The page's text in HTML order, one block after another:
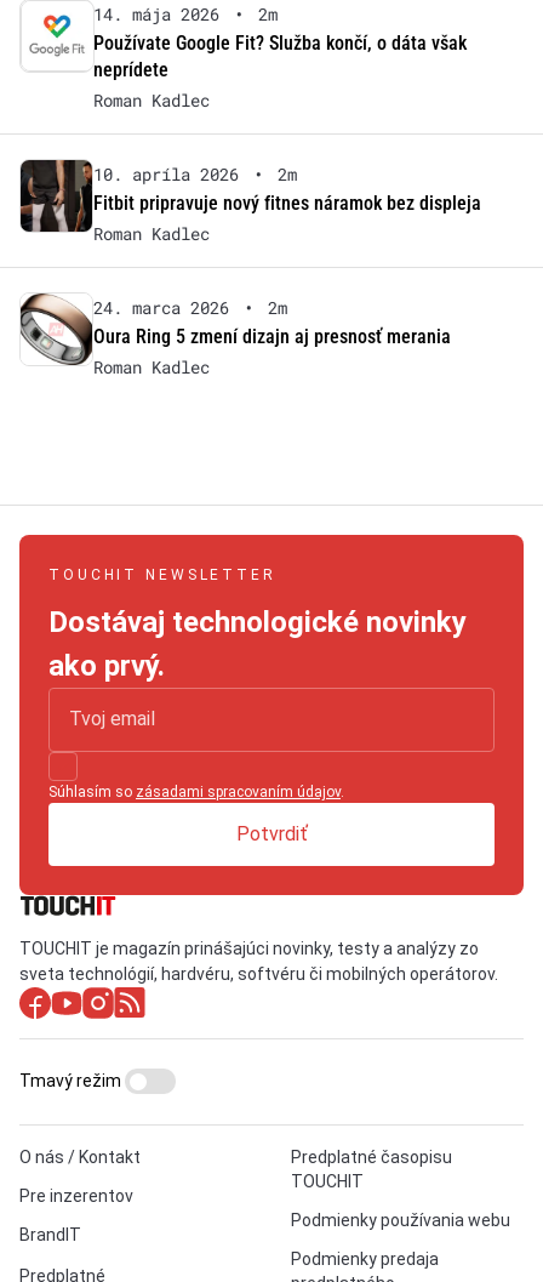
14. mája 2026 •
2m
Používate Google Fit? Služba končí, o dáta však
neprídete
Roman Kadlec
10. apríla 2026 •
2m
Fitbit pripravuje nový fitnes náramok bez displeja
Roman Kadlec
24. marca 2026 •
2m
Oura Ring 5 zmení dizajn aj presnosť merania
Roman Kadlec
TOUCHIT NEWSLETTER
Dostávaj technologické novinky
ako prvý.
Súhlasím so zásadami spracovaním údajov.
Potvrdiť
TOUCHIT je magazín prinášajúci novinky, testy a analýzy zo
sveta technológií, hardvéru, softvéru či mobilných operátorov.
O nás / Kontakt
Pre inzerentov
BrandIT
Predplatné
Predplatné časopisu
TOUCHIT
Podmienky používania webu
Podmienky predaja
Tmavý režim